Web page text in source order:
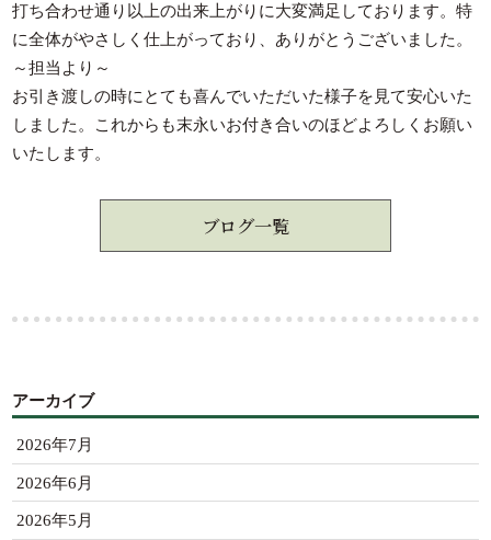
打ち合わせ通り以上の出来上がりに大変満足しております。特
に全体がやさしく仕上がっており、ありがとうございました。
～担当より～
お引き渡しの時にとても喜んでいただいた様子を見て安心いた
しました。これからも末永いお付き合いのほどよろしくお願い
いたします。
ブログ一覧
アーカイブ
2026年7月
2026年6月
2026年5月